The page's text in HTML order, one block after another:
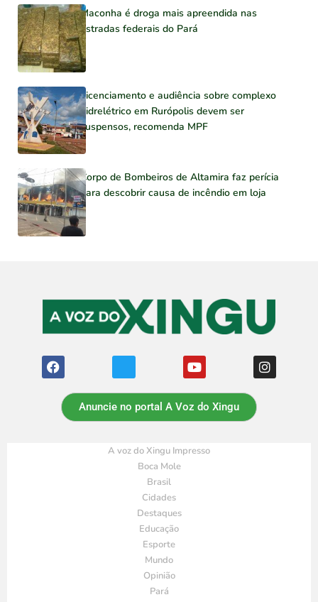
Maconha é droga mais apreendida nas
estradas federais do Pará
Licenciamento e audiência sobre complexo
hidrelétrico em Rurópolis devem ser
suspensos, recomenda MPF
Corpo de Bombeiros de Altamira faz perícia
para descobrir causa de incêndio em loja
Anuncie no portal A Voz do Xingu
A voz do Xingu Impresso
Boca Mole
Brasil
Cidades
Destaques
Educação
Esporte
Mundo
Opinião
Pará